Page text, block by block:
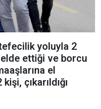
yoluyla 2
ettiği ve borcu
el
çıkarıldığı